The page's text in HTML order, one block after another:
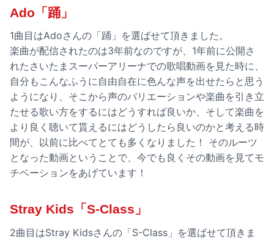
Ado「踊」
1曲目はAdoさんの「踊」を選ばせて頂きました。
楽曲が配信されたのは3年前なのですが、1年前に公開さ
れたさいたまスーパーアリーナでの歌唱動画を見た時に、
自分もこんなふうに自由自在に色んな声を出せたらと思う
ようになり、そこから声のバリエーションや楽曲を引き立
たせる歌い方をするにはどうすれば良いか、そして楽曲を
より良く聴いて貰えるにはどうしたら良いのかと考える時
間が、以前に比べてとても多くなりました！ そのルーツ
となった動画ということで、今でも良くその動画を見てモ
チベーションをあげています！
Stray Kids「S-Class」
2曲目はStray Kidsさんの「S-Class」を選ばせて頂きま